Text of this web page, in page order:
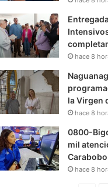
hace 8
la Virgen
hace 8
0800-
mil
Carabobo
hace 8